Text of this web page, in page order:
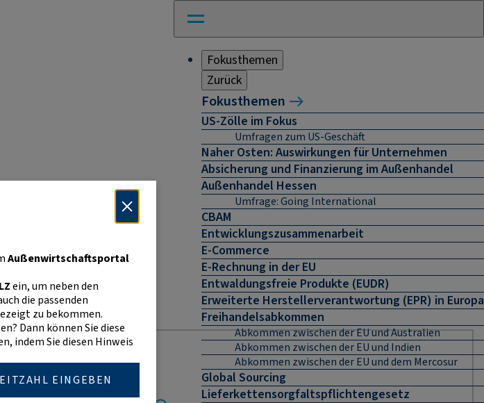
Fokusthemen
Zurück
Fokusthemen
US-Zölle im Fokus
Umfragen zum US-Geschäft
Naher Osten: Auswirkungen für Unternehmen
Absicherung und Finanzierung im Außenhandel
Außenhandel Hessen
Umfrage: Going International
CBAM
Entwicklungszusammenarbeit
E-Commerce
E-Rechnung in der EU
Entwaldungsfreie Produkte (EUDR)
Erweiterte Herstellerverantwortung (EPR) in Europa
Freihandelsabkommen
Abkommen zwischen der EU und Australien
Abkommen zwischen der EU und Indien
Abkommen zwischen der EU und dem Mercosur
Global Sourcing
Lieferkettensorgfaltspflichtengesetz
Außenwirtschaftsportal
ein, um neben den
die passenden
zu bekommen.
Dann können Sie diese
indem Sie diesen Hinweis
EINGEBEN